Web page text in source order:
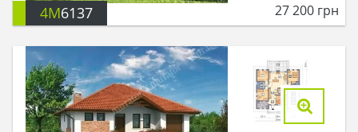
4M6137 27 200 грн